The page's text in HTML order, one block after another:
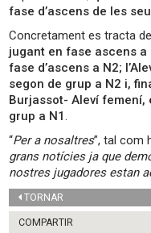
fase d’ascens de les
Concretament es tracta
jugant en fase ascens a
fase d’ascens a N2;
segon de grup a N2 i,
Burjassot- Aleví femení,
grup a N1.
“Per a nosaltres”, tal com
grans notícies ja que
nostres jugadores estan
TORNAR
COMPARTIR